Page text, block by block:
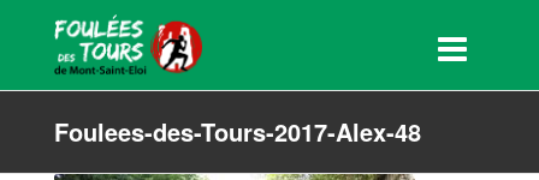
Foulees-des-Tours-2017-Alex-48